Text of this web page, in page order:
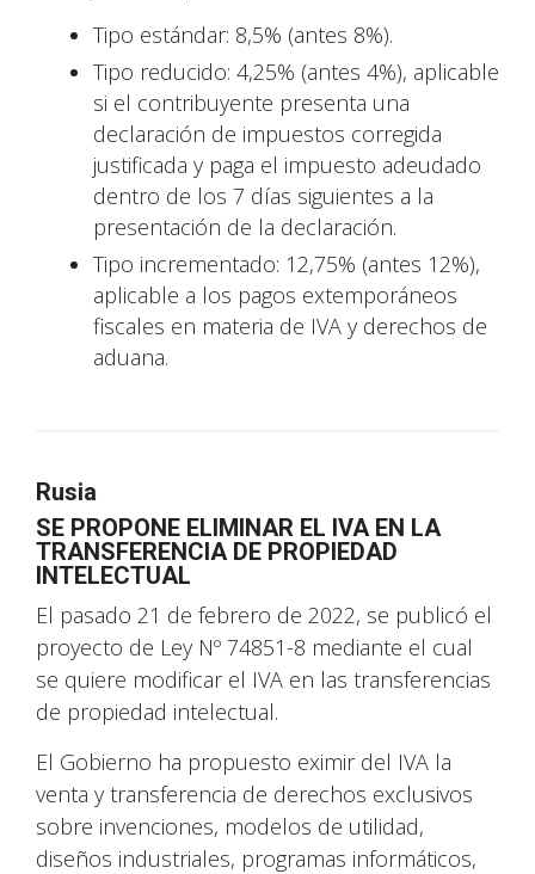
Tipo estándar: 8,5% (antes 8%).
Tipo reducido: 4,25% (antes 4%), aplicable
si el contribuyente presenta una
declaración de impuestos corregida
justificada y paga el impuesto adeudado
dentro de los 7 días siguientes a la
presentación de la declaración.
Tipo incrementado: 12,75% (antes 12%),
aplicable a los pagos extemporáneos
fiscales en materia de IVA y derechos de
aduana.
Rusia
SE PROPONE ELIMINAR EL IVA EN LA
TRANSFERENCIA DE PROPIEDAD
INTELECTUAL
El pasado 21 de febrero de 2022, se publicó el
proyecto de Ley Nº 74851-8 mediante el cual
se quiere modificar el IVA en las transferencias
de propiedad intelectual.
El Gobierno ha propuesto eximir del IVA la
venta y transferencia de derechos exclusivos
sobre invenciones, modelos de utilidad,
diseños industriales, programas informáticos,